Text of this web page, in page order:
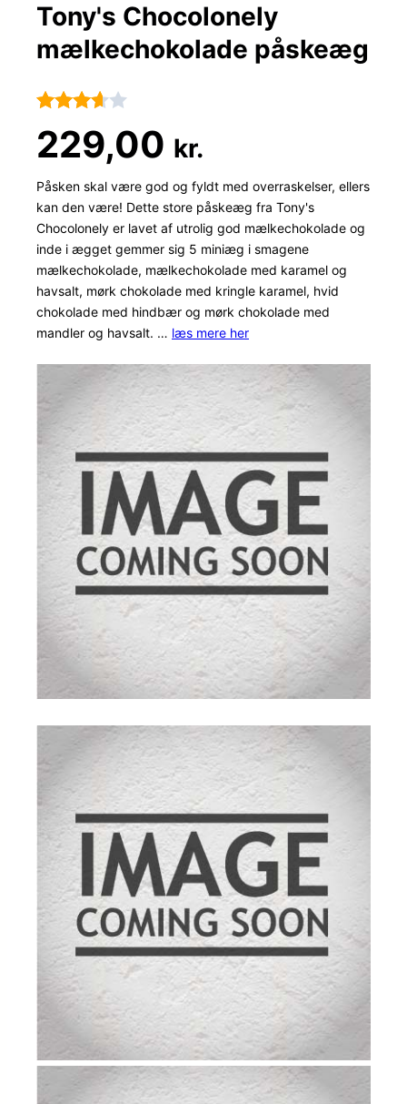
Tony's Chocolonely
mælkechokolade påskeæg
som
3.6ud
af 5
baseret
på
kundebe
dømmel
229,00 kr.
Påsken skal være god og fyldt med overraskelser, ellers
kan den være! Dette store påskeæg fra Tony's
Chocolonely er lavet af utrolig god mælkechokolade og
inde i ægget gemmer sig 5 miniæg i smagene
mælkechokolade, mælkechokolade med karamel og
havsalt, mørk chokolade med kringle karamel, hvid
chokolade med hindbær og mørk chokolade med
mandler og havsalt. … læs mere her